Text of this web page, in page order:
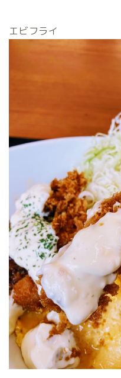
エビフライ